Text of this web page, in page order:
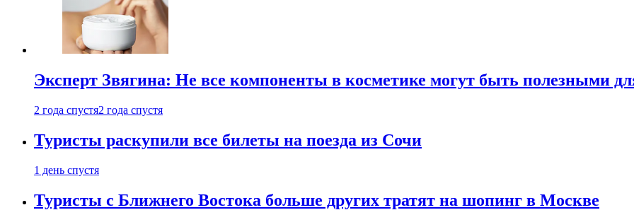
Эксперт Звягина: Не все компоненты в косметике могут быть полезными
2 года спустя2 года спустя
Туристы раскупили все билеты на поезда из Сочи
1 день спустя
Туристы с Ближнего Востока больше других тратят на шопинг в Москве